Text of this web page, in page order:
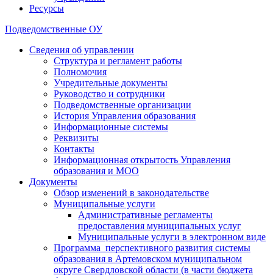
Ресурсы
Подведомственные ОУ
Сведения об управлении
Структура и регламент работы
Полномочия
Учредительные документы
Руководство и сотрудники
Подведомственные организации
История Управления образования
Информационные системы
Реквизиты
Контакты
Информационная открытость Управления
образования и МОО
Документы
Обзор изменений в законодательстве
Муниципальные услуги
Административные регламенты
предоставления муниципальных услуг
Муниципальные услуги в электронном виде
Программа перспективного развития системы
образования в Артемовском муниципальном
округе Свердловской области (в части бюджета